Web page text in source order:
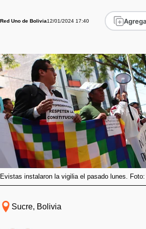
Red Uno de Bolivia12/01/2024 17:40
Evistas instalaron la vigilia el pasado lunes. Foto:
Sucre, Bolivia